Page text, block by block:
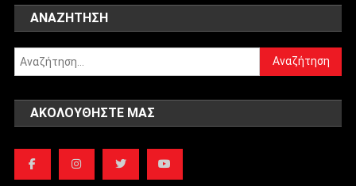
ΑΝΑΖΉΤΗΣΗ
Αναζήτηση
για:
ΑΚΟΛΟΥΘΉΣΤΕ ΜΑΣ